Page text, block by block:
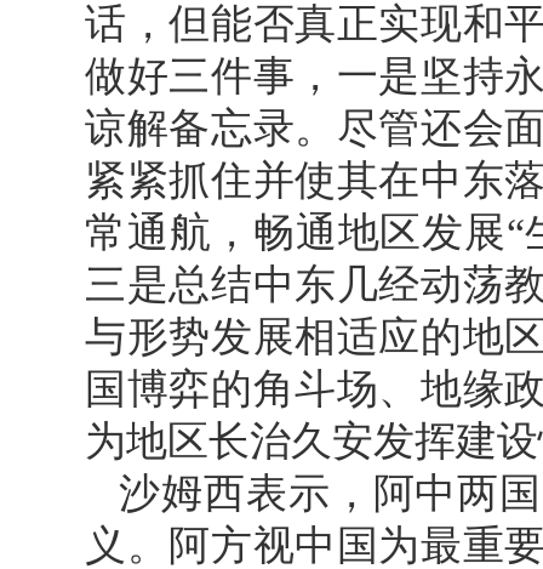
话，但能否真正实现和
做好三件事，一是坚持
谅解备忘录。尽管还会
紧紧抓住并使其在中东
常通航，畅通地区发展
三是总结中东几经动荡
与形势发展相适应的地
国博弈的角斗场、地缘
为地区长治久安发挥建
沙姆西表示，阿中两
义。阿方视中国为最重